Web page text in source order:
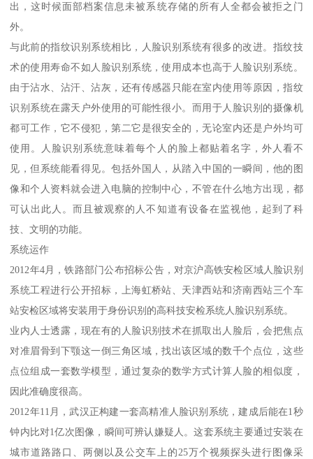
出，这时候面部档案信息未被系统存储的所有人全都会被拒之门
外。
与此前的指纹识别系统相比，人脸识别系统有很多的改进。指纹技
术的使用寿命不如人脸识别系统，使用成本也高于人脸识别系统。
由于沾水、沾汗、沾灰，还有传感器只能在室内使用等原因，指纹
识别系统在露天户外使用的可能性很小。而用于人脸识别的摄像机
都可工作，它不侵犯，第二它是很安全的，无论室内还是户外均可
使用。人脸识别系统意味着每个人的脸上都贴着名字，外人看不
见，但系统能看得见。包括外国人，从踏入中国的一瞬间，他的图
像和个人资料就会进入电脑的控制中心，不管在什么地方出现，都
可认出此人。而且被观察的人不知道有设备在监视他，起到了科
技、文明的功能。
系统运作
2012年4月，铁路部门公布招标公告，对京沪高铁安检区域人脸识别
系统工程进行公开招标，上海虹桥站、天津西站和济南西站三个车
站安检区域将安装用于身份识别的高科技安检系统人脸识别系统。
业内人士透露，现在有的人脸识别技术在抓取出人脸后，会把焦点
对准眉骨到下颚这一倒三角区域，找出该区域的数千个点位，这些
点位组成一套数学模型，通过复杂的数学方式计算人脸的相似度，
因此准确度很高。
2012年11月，武汉正构建一套高精准人脸识别系统，建成后能在1秒
钟内比对1亿次图像，瞬间可辨认嫌疑人。这套系统主要通过安装在
城市道路路口、两侧以及公交车上的25万个视频探头进行图像采